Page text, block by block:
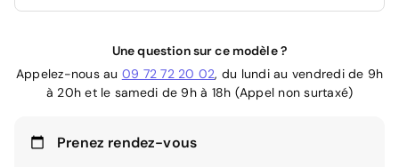
Une question sur ce modèle ?
Appelez-nous au 09 72 72 20 02, du lundi au vendredi de 9h
à 20h et le samedi de 9h à 18h (Appel non surtaxé)
Prenez rendez-vous